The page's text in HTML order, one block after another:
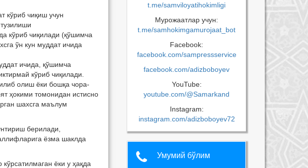
кўриб чиқиш учун
кўриб чиқилади (қўшимча
ўн кун муддат ичида
ичида, қўшимча
кўриб чиқилади.
олиш ёки бошқа чора-
ҳокими томонидан истисно
шахсга маълум
берилади,
ёзма шаклда
ёки у ҳақда
t.me/samviloyatihokimligi
Мурожаатлар учун:
t.me/samhokimgamurojaat_bot
Facebook:
facebook.com/sampressservice
facebook.com/adizboboyev
YouTube:
youtube.com/@Samarkand
Instagram:
instagram.com/adizboboyev72
Умумий бўлим